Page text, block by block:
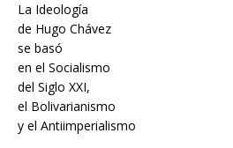
La Ideología
de Hugo Chávez
se basó
en el Socialismo
del Siglo XXI,
el Bolivarianismo
y el Antiimperialismo